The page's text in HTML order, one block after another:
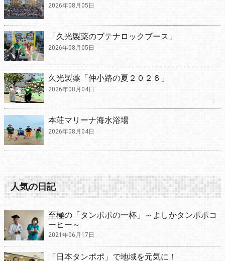
2026年08月05日
「久光製薬のブテナロックブース」
2026年08月05日
久光製薬「仲小路の夏２０２６」
2026年08月04日
本荘マリーナ海水浴場
2026年08月04日
人気の日記
至極の「タンポポの一杯」～よしかタンポポコ
ーヒー～
2021年06月17日
「日本タンポポ」で地域を元気に！